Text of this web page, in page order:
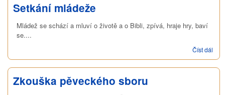
Setkání mládeže
Mládež se schází a mluví o životě a o Bibli, zpívá, hraje hry, baví
se....
Číst dál
Zkouška pěveckého sboru